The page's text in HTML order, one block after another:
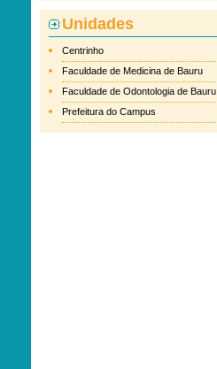
Unidades
Centrinho
Faculdade de Medicina de Bauru
Faculdade de Odontologia de Bauru
Prefeitura do Campus